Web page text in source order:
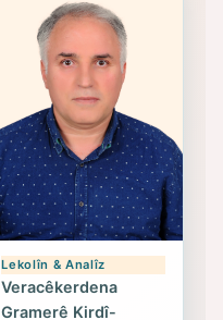
Lekolîn & Analîz
Veracêkerdena
Gramerê Kirdî-